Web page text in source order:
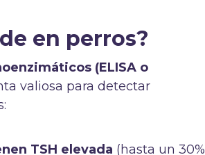
en perros?
(ELISA o
valiosa para detectar
TSH elevada (hasta un 30%